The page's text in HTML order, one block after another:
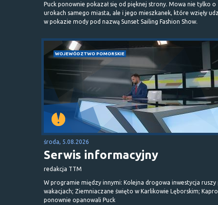
Puck ponownie pokazał się od pięknej strony. Mowa nie tylko o
urokach samego miasta, ale i jego mieszkanek, które wzięły
w pokazie mody pod nazwą Sunset Sailing Fashion Show.
WOJEWÓDZTWO POMORSKIE
środa, 5.08.2026
Serwis informacyjny
redakcja TTM
W programie między innymi: Kolejna drogowa inwestycja ruszy
wakacjach; Ziemniaczane święto w Karlikowie Lęborskim;
ponownie opanowali Puck